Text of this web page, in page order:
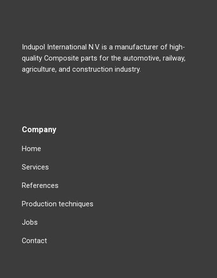
Indupol International N.V. is a manufacturer of high-
quality Composite parts for the automotive, railway,
agriculture, and construction industry.
Company
Home
Services
References
Production techniques
Jobs
Contact